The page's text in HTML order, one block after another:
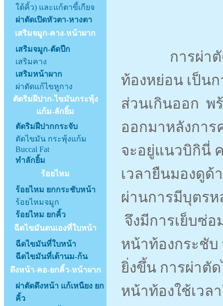
ใต้คิ้ว) และแก้ตาขี้เกียจ
ผ่าตัดเปิดหัวตา-หางตา
เสริมจมูก-คาง-หน้าผาก
เสริมจมูก-ตัดปีก
เสริมคาง
เสริมหน้าผาก
ผ่าตัดแก้ไขหูกาง
ตัดริมฝีปาก-ไขมันกระพุ้ง
แก้ม-ลักยิ้ม
ตัดริมฝีปากกระจับ
ตัดไขมัน กระพุ้งแก้ม
Buccal Fat
ทำลักยิ้ม
ร้อยไหม
ร้อยไหม ยกกระชับหน้า
ร้อยไหมจมูก
ร้อยไหม ยกคิ้ว
ฉีดไขมันตนเองที่ใบหน้า
ฉีดไขมันที่ใบหน้า
ฉีดไขมันที่เต้านม-ก้น
ดึงหน้า-คอ-ยกคิ้ว-หน้าผาก
ผ่าตัดดึงหน้า แก้เหนียง ยก
คิ้ว
การผ่าตัดไ
ท้องหย่อน เป็น
ส่วนเกินออก พ
ออกมาหลังกา
จะอยู่แนวบิกินี่
เวลายืนมองดูด้
ผ่านการมีบุตร
จึงมีการเย็บซ่
หน้าท้องกระชับ
ยิ่งขึ้น การผ่าตั
หน้าท้องใช้เวล